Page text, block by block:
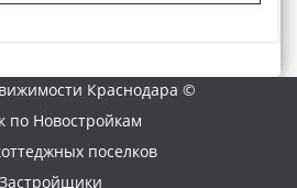
Краснодара ©
по Новостройкам
поселков
Застройщики